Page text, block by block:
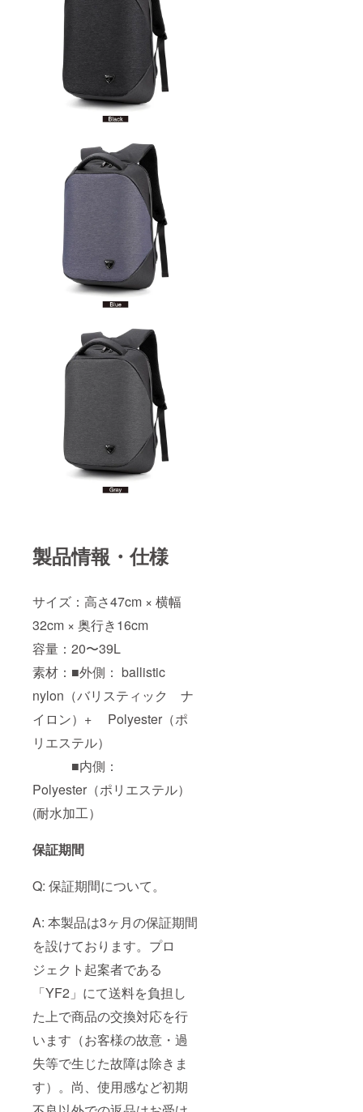
製品情報・仕様
サイズ：高さ47cm × 横幅
32cm × 奥行き16cm
容量：20〜39L
素材：■外側： ballistic
nylon（バリスティック ナ
イロン）+ Polyester（ポ
リエステル）
■内側：
Polyester（ポリエステル）
(耐水加工）
保証期間
Q: 保証期間について。
A: 本製品は3ヶ月の保証期間
を設けております。プロ
ジェクト起案者である
「YF2」にて送料を負担し
た上で商品の交換対応を行
います（お客様の故意・過
失等で生じた故障は除きま
す）。尚、使用感など初期